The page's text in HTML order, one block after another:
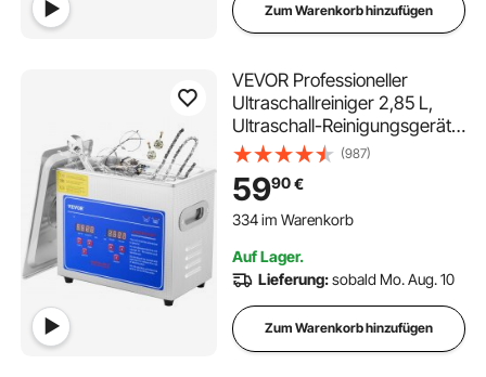
Zum Warenkorb hinzufügen
VEVOR Professioneller
Ultraschallreiniger 2,85 L,
Ultraschall-Reinigungsgerät
mit Digitalem Timer &
Heizung,
Ultraschallreinigungsgerät 40
kHz für Brillen Uhren Ringe
(987)
5990€
334 im Warenkorb
7.1K+ Aufrufe Kürzlich
7.1K+ Aufrufe Kürzlich
Auf Lager.
Lieferung:sobald Mo. Aug. 10
Zum Warenkorb hinzufügen